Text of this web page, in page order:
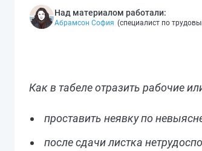
Над материалом работали:
Абрамсон София (специалист по
Как в табеле отразить рабочие
проставить неявку по
после сдачи листка